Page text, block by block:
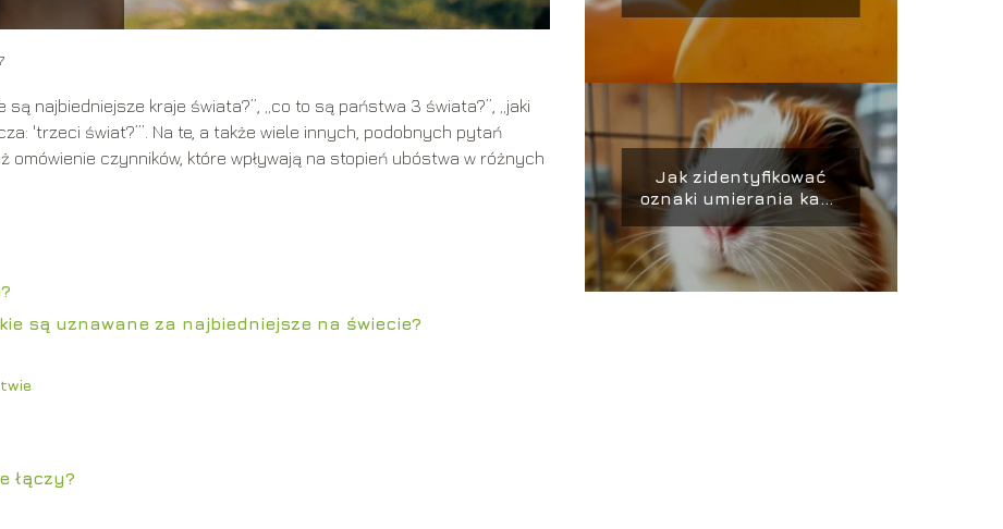
najbiedniejsze kraje świata?”, „co to są państwa 3 świata?”, „jaki
'trzeci świat?’”. Na te, a także wiele innych, podobnych pytań
omówienie czynników, które wpływają na stopień ubóstwa w różnych
są uznawane za najbiedniejsze na świecie?
łączy?
na rynku?
Jak zidentyfikować
oznaki umierania kawii
domowej?